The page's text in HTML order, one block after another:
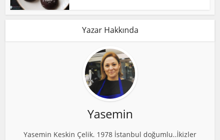
Yazar Hakkında
Yasemin
Yasemin Keskin Çelik. 1978 İstanbul doğumlu..İkizler